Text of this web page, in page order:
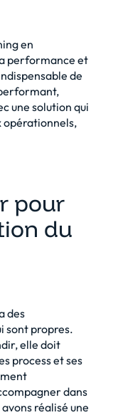
en
performance et
de
,
une solution qui
opérationnels,
pour
du
des
sont propres.
elle doit
process et ses
dans
réalisé une